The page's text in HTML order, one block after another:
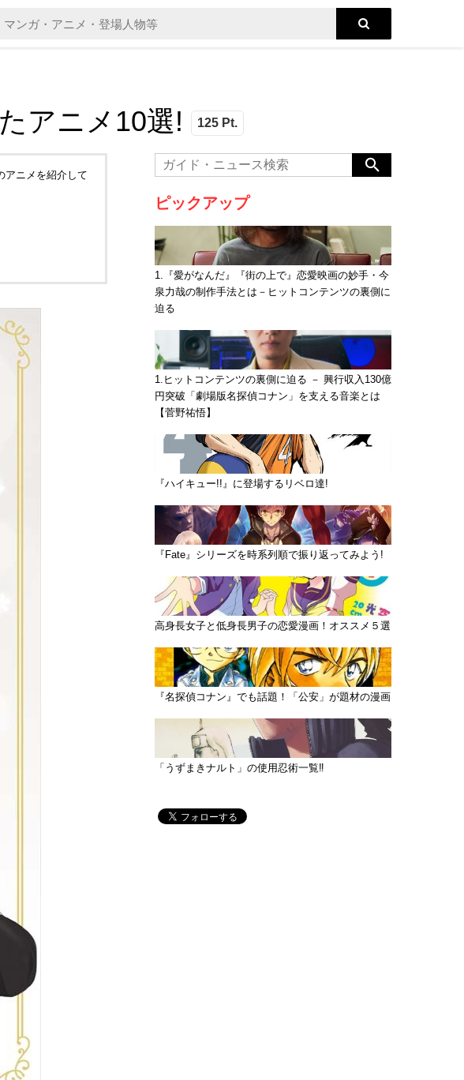
アニメ10選! 125 Pt.
アニメを紹介して
ピックアップ
1.『愛がなんだ』『街の上で』恋愛映画の妙手・今
泉力哉の制作手法とは－ヒットコンテンツの裏側に
迫る
1.ヒットコンテンツの裏側に迫る － 興行収入130億
円突破「劇場版名探偵コナン」を支える音楽とは
【菅野祐悟】
『ハイキュー!!』に登場するリベロ達!
『Fate』シリーズを時系列順で振り返ってみよう!
高身長女子と低身長男子の恋愛漫画！オススメ５選
『名探偵コナン』でも話題！「公安」が題材の漫画
「うずまきナルト」の使用忍術一覧‼